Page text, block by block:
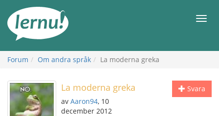
sidans
innehåll
Meny
Forum Om andra språk La moderna greka
Svara
La moderna greka
av Aaron94, 10
december 2012